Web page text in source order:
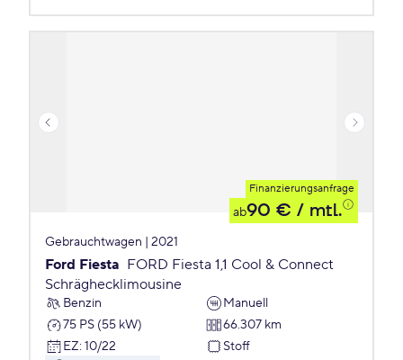
Finanzierungsanfrage
ab90 € / mtl.
Gebrauchtwagen | 2021
Ford Fiesta FORD Fiesta 1,1 Cool & Connect
Schräghecklimousine
Benzin
Manuell
75 PS (55 kW)
66.307 km
EZ: 10/22 Stoff